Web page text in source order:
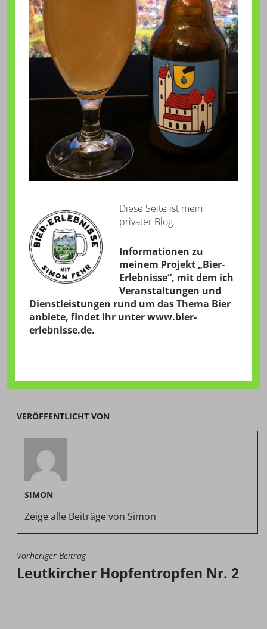
VERÖFFENTLICHT VON
SIMON
Zeige alle Beiträge von Simon
BEITRAGSNAVIGATION
Vorheriger Beitrag
Leutkircher Hopfentropfen Nr. 2
Diese Seite ist mein
privater Blog.
Informationen zu
meinem Projekt „Bier-
Erlebnisse“, mit dem ich
Veranstaltungen und
Dienstleistungen rund um das Thema Bier
anbiete, findet ihr unterwww.bier-
erlebnisse.de.